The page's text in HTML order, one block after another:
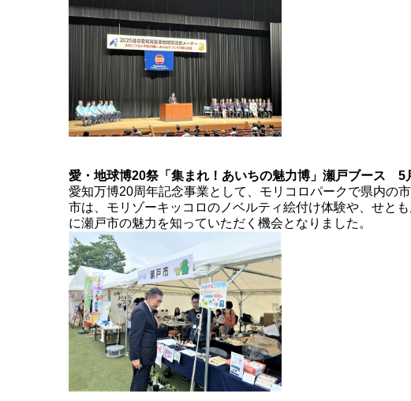
愛・地球博20祭「集まれ！あいちの魅力博」瀬戸ブース 5
愛知万博20周年記念事業として、モリコロパークで県内の
市は、モリゾーキッコロのノベルティ絵付け体験や、せと
に瀬戸市の魅力を知っていただく機会となりました。